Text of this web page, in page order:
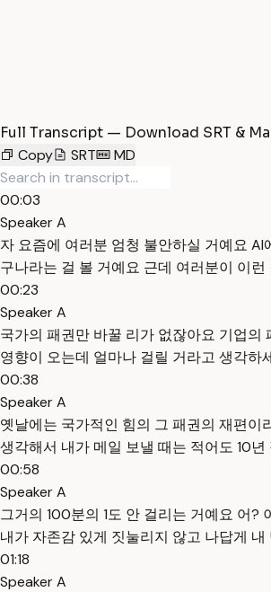
Full Transcript — Download SRT &
Copy
SRT MD
00:03
Speaker A
자 요즘에 여러분 엄청 불안하실 거예요
구나라는 걸 볼 거예요 근데 여러분이 이
00:23
Speaker A
국가의 패권만 바꿀 리가 없잖아요 기업
영향이 오는데 얼마나 걸릴 거라고 생각하
00:38
Speaker A
옛날에는 국가적인 힘의 그 패권의 재편
생각해서 내가 메일 보낼 때는 적어도 10
00:58
Speaker A
그거의 100분의 1도 안 걸리는 거예요 어
내가 자존감 있게 짓눌리지 않고 나답게
01:18
Speaker A